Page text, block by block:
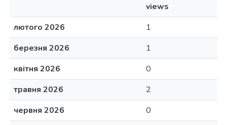
views
лютого 2026
1
березня 2026
1
квітня 2026
0
травня 2026
2
червня 2026
0